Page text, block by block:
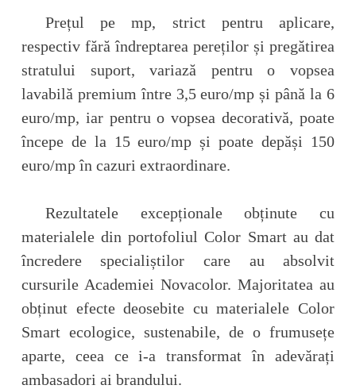
Prețul pe mp, strict pentru aplicare,
respectiv fără îndreptarea pereților și pregătirea
stratului suport, variază pentru o vopsea
lavabilă premium între 3,5 euro/mp și până la 6
euro/mp, iar pentru o vopsea decorativă, poate
începe de la 15 euro/mp și poate depăși 150
euro/mp în cazuri extraordinare.
Rezultatele excepționale obținute cu
materialele din portofoliul Color Smart au dat
încredere specialiștilor care au absolvit
cursurile Academiei Novacolor. Majoritatea au
obținut efecte deosebite cu materialele Color
Smart ecologice, sustenabile, de o frumusețe
aparte, ceea ce i-a transformat în adevărați
ambasadori ai brandului.